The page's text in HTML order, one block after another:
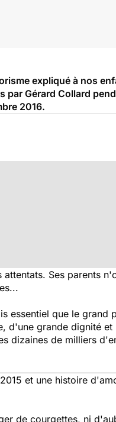
expliqué à nos
par Gérard Collard
2016.
Ses parents
essentiel que le grand
d'une grande dignité
dizaines de milliers
et une histoire
de courgettes, ni